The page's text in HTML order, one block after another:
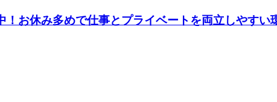
！お休み多めで仕事とプライベートを両立しやす